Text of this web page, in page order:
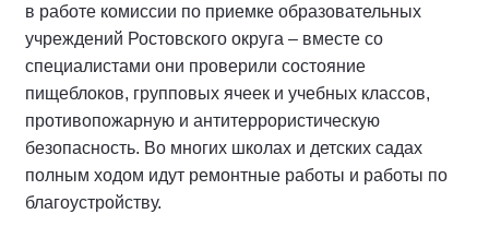
в работе комиссии по приемке образовательных
учреждений Ростовского округа – вместе со
специалистами они проверили состояние
пищеблоков, групповых ячеек и учебных классов,
противопожарную и антитеррористическую
безопасность. Во многих школах и детских садах
полным ходом идут ремонтные работы и работы по
благоустройству.